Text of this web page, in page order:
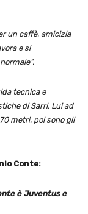
un caffè, amicizia
e si
tecnica e
di Sarri. Lui ad
metri, poi sono gli
Conte:
è Juventus e